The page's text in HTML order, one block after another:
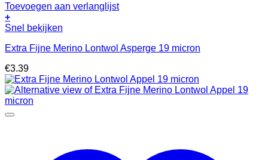
Toevoegen aan verlanglijst
+
Snel bekijken
Extra Fijne Merino Lontwol Asperge 19 micron
€3.39